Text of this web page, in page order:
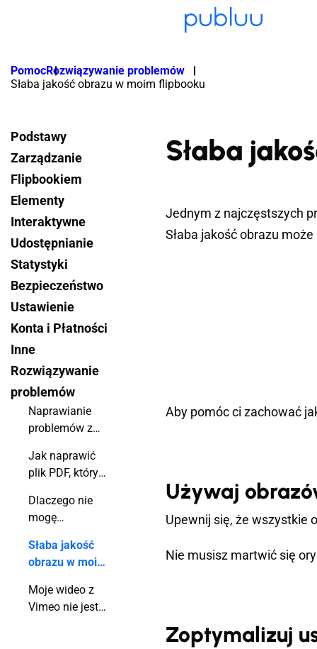
PomocRozwiązywanie problemów
Słaba jakość obrazu w moim flipbooku
Podstawy
Zarządzanie
Flipbookiem
Elementy
Interaktywne
Udostępnianie
Statystyki
Bezpieczeństwo
Ustawienie
Konta i Płatności
Inne
Rozwiązywanie
problemów
Naprawianie
problemów z
niestandardową
Jak naprawić
plik PDF, który
Dlaczego nie
mogę
Flipbooka na
moim
urządzeniu
mobilnym?
Słaba jakość
obrazu w moim
Moje wideo z
Vimeo nie jest
Słaba
Jednym z najczęstszych
Słaba jakość obrazu
Aby pomóc ci zachować
Używaj
Upewnij się, że wszystkie
Nie musisz martwić się
Zoptymalizuj